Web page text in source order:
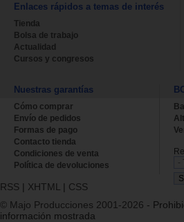
Enlaces rápidos a temas de interés
Tienda
Bolsa de trabajo
Actualidad
Cursos y congresos
Nuestras garantías
Cómo comprar
Envío de pedidos
Formas de pago
Contacto tienda
Condiciones de venta
Política de devoluciones
RSS | XHTML | CSS
© Majo Producciones 2001-2026 -
información mostrada